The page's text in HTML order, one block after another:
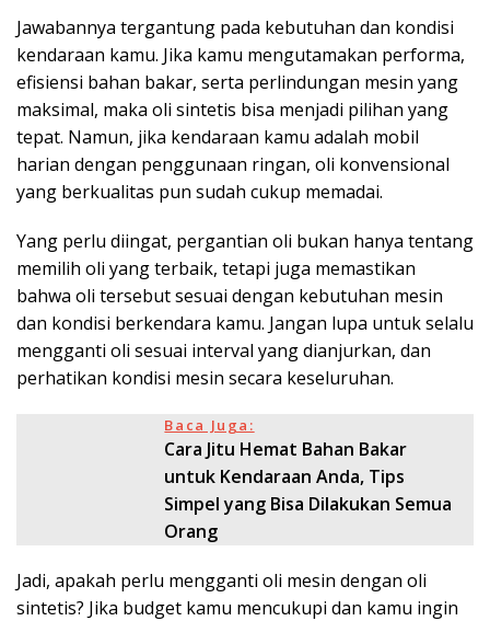
Jawabannya tergantung pada kebutuhan dan kondisi
kendaraan kamu. Jika kamu mengutamakan performa,
efisiensi bahan bakar, serta perlindungan mesin yang
maksimal, maka oli sintetis bisa menjadi pilihan yang
tepat. Namun, jika kendaraan kamu adalah mobil
harian dengan penggunaan ringan, oli konvensional
yang berkualitas pun sudah cukup memadai.
Yang perlu diingat, pergantian oli bukan hanya tentang
memilih oli yang terbaik, tetapi juga memastikan
bahwa oli tersebut sesuai dengan kebutuhan mesin
dan kondisi berkendara kamu. Jangan lupa untuk selalu
mengganti oli sesuai interval yang dianjurkan, dan
perhatikan kondisi mesin secara keseluruhan.
Baca Juga:
Cara Jitu Hemat Bahan Bakar
untuk Kendaraan Anda, Tips
Simpel yang Bisa Dilakukan Semua
Orang
Jadi, apakah perlu mengganti oli mesin dengan oli
sintetis? Jika budget kamu mencukupi dan kamu ingin